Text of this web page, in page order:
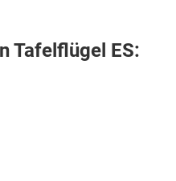
Tafelflügel ES: